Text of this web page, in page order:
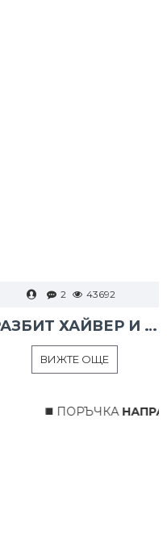
2 43692
РАЗБИТ ХАЙВЕР И ТАРАМА
ВИЖТЕ ОЩЕ
◼️ ПОРЪЧКА